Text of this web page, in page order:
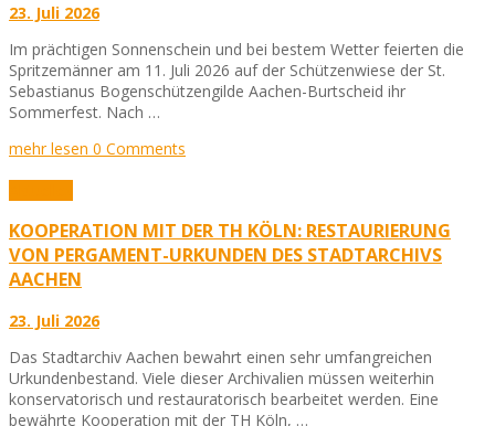
23. Juli 2026
Im prächtigen Sonnenschein und bei bestem Wetter feierten die
Spritzemänner am 11. Juli 2026 auf der Schützenwiese der St.
Sebastianus Bogenschützengilde Aachen-Burtscheid ihr
Sommerfest. Nach …
mehr lesen 0 Comments
KOOPERATION MIT DER TH KÖLN: RESTAURIERUNG
VON PERGAMENT-URKUNDEN DES STADTARCHIVS
AACHEN
23. Juli 2026
Das Stadtarchiv Aachen bewahrt einen sehr umfangreichen
Urkundenbestand. Viele dieser Archivalien müssen weiterhin
konservatorisch und restauratorisch bearbeitet werden. Eine
bewährte Kooperation mit der TH Köln, …